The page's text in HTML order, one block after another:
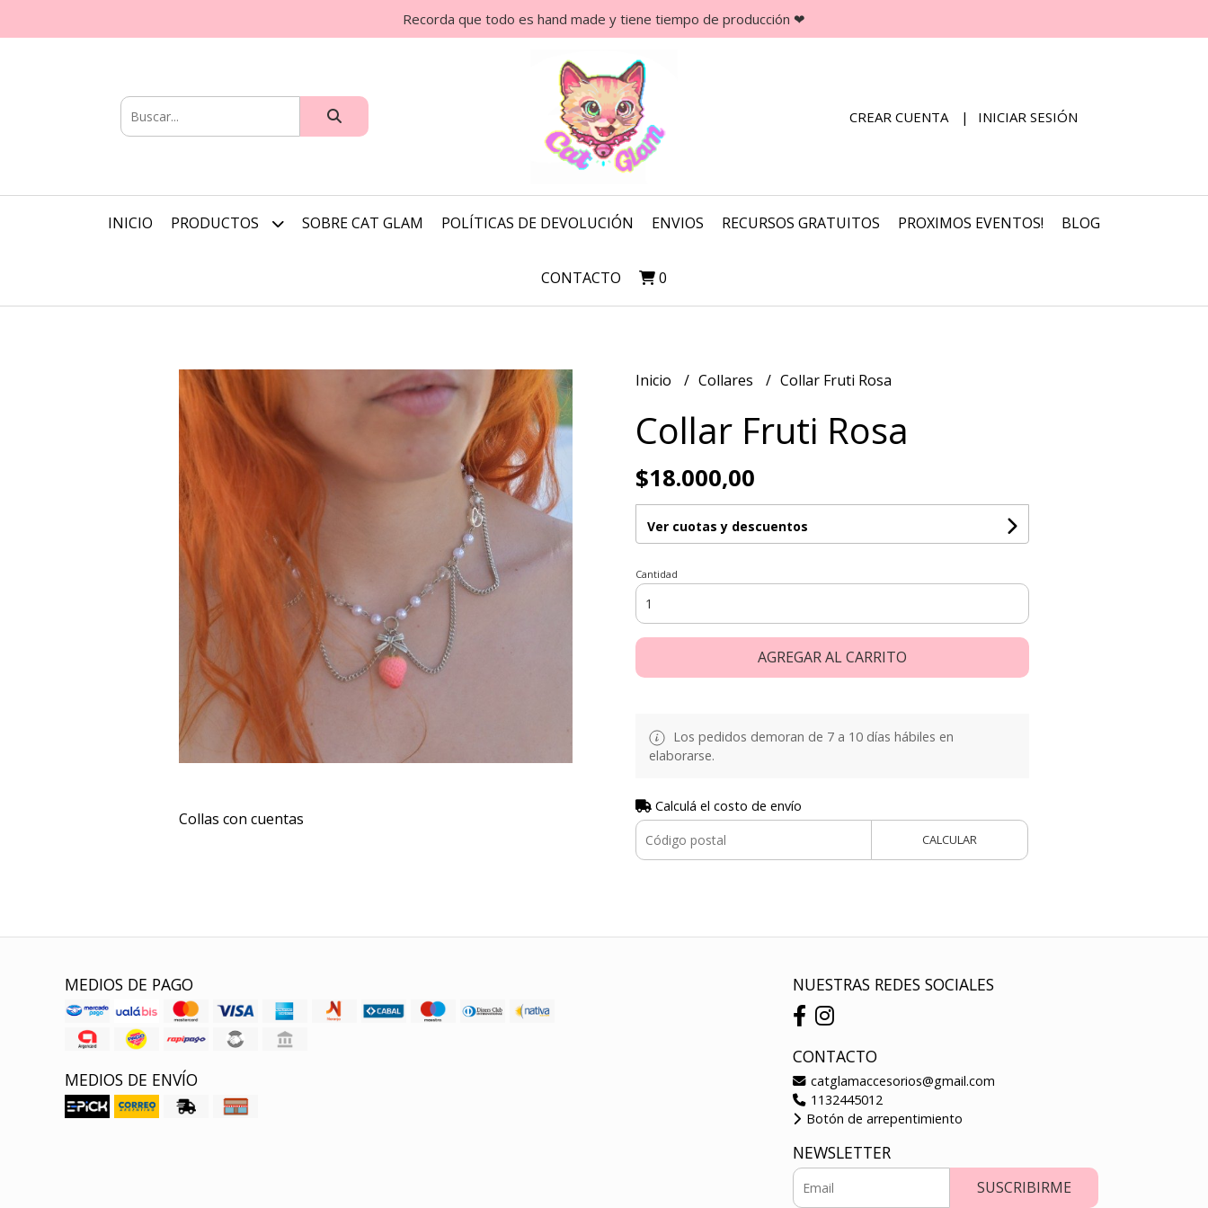
Recorda que todo es hand made y tiene tiempo de producción ❤
CREAR CUENTA INICIAR SESIÓN
INICIO PRODUCTOS SOBRE CAT GLAM POLÍTICAS DE DEVOLUCIÓN ENVIOS RECURSOS GRATUITOS PROXIMOS EVENTOS! BLOG
CONTACTO 0
Collas con cuentas
Inicio Collares Collar Fruti Rosa
Collar Fruti Rosa
$18.000,00
Ver cuotas y descuentos
Cantidad
AGREGAR AL CARRITO
Los pedidos demoran de 7 a 10 días hábiles en
elaborarse.
Calculá el costo de envío
CALCULAR
MEDIOS DE PAGO
MEDIOS DE ENVÍO
NUESTRAS REDES SOCIALES
CONTACTO
catglamaccesorios@gmail.com
1132445012
Botón de arrepentimiento
NEWSLETTER
SUSCRIBIRME